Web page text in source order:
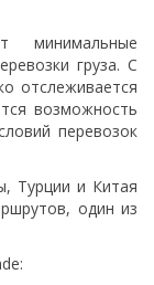
минимальные
груза. С
отслеживается
возможность
перевозок
Турции и Китая
один из